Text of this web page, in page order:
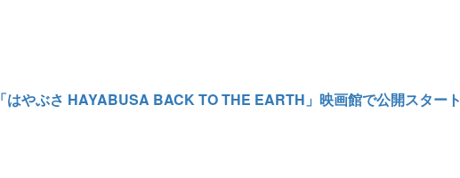
「はやぶさ HAYABUSA BACK TO THE EARTH」映画館で公開スタート